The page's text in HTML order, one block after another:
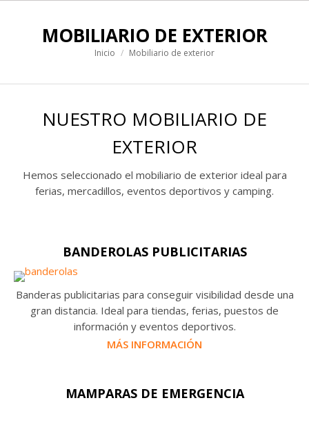
MOBILIARIO DE EXTERIOR
Estás aquí:
Inicio Mobiliario de exterior
NUESTRO MOBILIARIO DE
EXTERIOR
Hemos seleccionado el mobiliario de exterior ideal para
ferias, mercadillos, eventos deportivos y camping.
BANDEROLAS PUBLICITARIAS
Banderas publicitarias para conseguir visibilidad desde una
gran distancia. Ideal para tiendas, ferias, puestos de
información y eventos deportivos.
MÁS INFORMACIÓN
MAMPARAS DE EMERGENCIA